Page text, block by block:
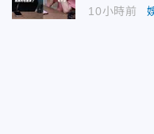
10小時前